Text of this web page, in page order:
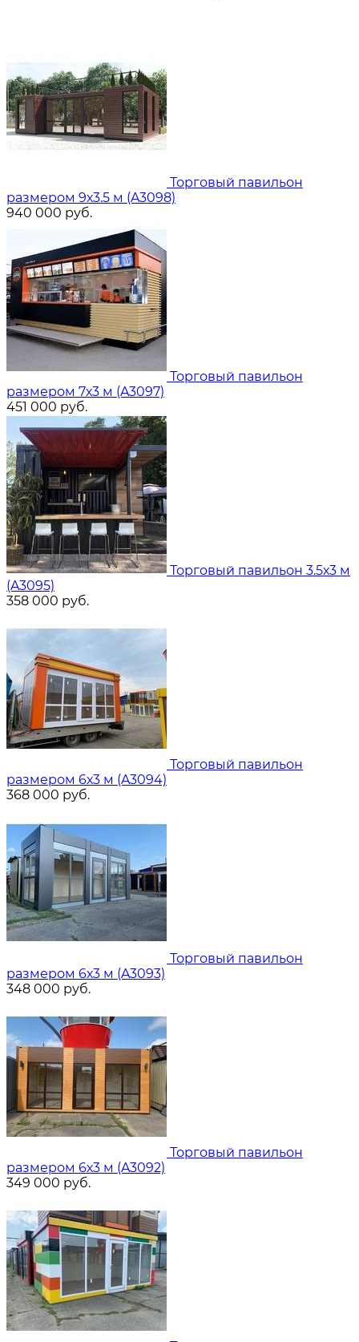
Торговый павильон
размером 9х3.5 м (A3098)
940 000 руб.
Торговый павильон
размером 7х3 м (A3097)
451 000 руб.
Торговый павильон 3.5х3 м
(A3095)
358 000 руб.
Торговый павильон
размером 6х3 м (A3094)
368 000 руб.
Торговый павильон
размером 6х3 м (A3093)
348 000 руб.
Торговый павильон
размером 6х3 м (A3092)
349 000 руб.